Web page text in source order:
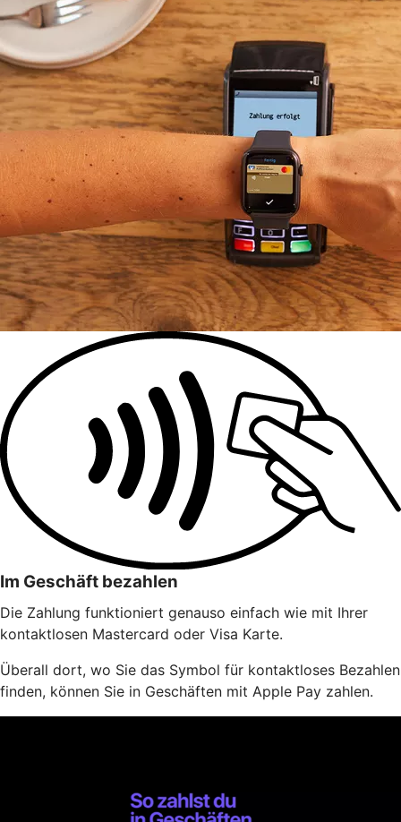
Im Geschäft bezahlen
Die Zahlung funktioniert genauso einfach wie mit Ihrer
kontaktlosen Mastercard oder Visa Karte.
Überall dort, wo Sie das Symbol für kontaktloses Bezahlen
finden, können Sie in Geschäften mit Apple Pay zahlen.